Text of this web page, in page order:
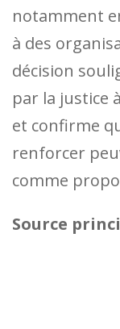
notamment
à des
décision
par la justice à
et confirme
renforcer
comme
Source